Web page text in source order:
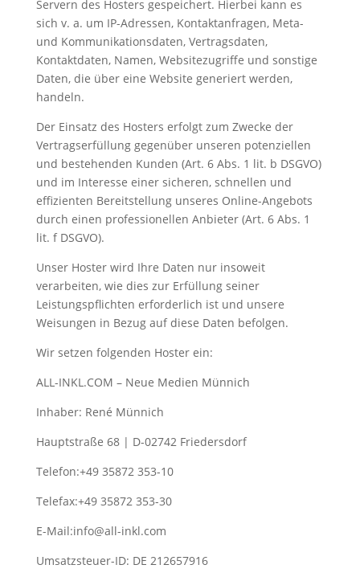
Servern des Hosters gespeichert. Hierbei kann es
sich v. a. um IP-Adressen, Kontaktanfragen, Meta-
und Kommunikationsdaten, Vertragsdaten,
Kontaktdaten, Namen, Websitezugriffe und sonstige
Daten, die über eine Website generiert werden,
handeln.
Der Einsatz des Hosters erfolgt zum Zwecke der
Vertragserfüllung gegenüber unseren potenziellen
und bestehenden Kunden (Art. 6 Abs. 1 lit. b DSGVO)
und im Interesse einer sicheren, schnellen und
effizienten Bereitstellung unseres Online-Angebots
durch einen professionellen Anbieter (Art. 6 Abs. 1
lit. f DSGVO).
Unser Hoster wird Ihre Daten nur insoweit
verarbeiten, wie dies zur Erfüllung seiner
Leistungspflichten erforderlich ist und unsere
Weisungen in Bezug auf diese Daten befolgen.
Wir setzen folgenden Hoster ein:
ALL-INKL.COM – Neue Medien Münnich
Inhaber: René Münnich
Hauptstraße 68 | D-02742 Friedersdorf
Telefon:+49 35872 353-10
Telefax:+49 35872 353-30
E-Mail:info@all-inkl.com
Umsatzsteuer-ID: DE 212657916